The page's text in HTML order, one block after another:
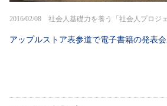
2016/02/08 社会人基礎力を養う「社会人プロジェ
アップルストア表参道で電子書籍の発表会